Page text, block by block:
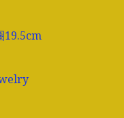
19.5cm